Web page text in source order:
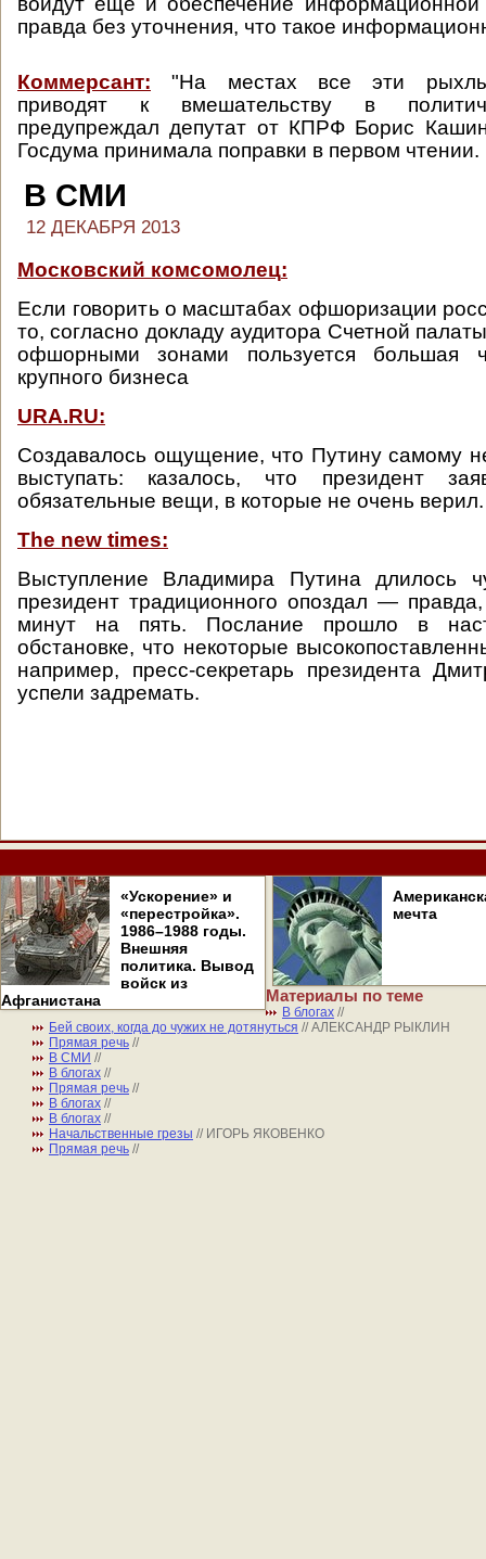
правда без уточнения, что такое
Коммерсант: "На местах все эти
приводят к вмешательству в
предупреждал депутат от КПРФ Борис
Госдума принимала поправки в первом чтении.
В СМИ
12 ДЕКАБРЯ 2013
Московский комсомолец:
Если говорить о масштабах офшоризации
то, согласно докладу аудитора Счетной
офшорными зонами пользуется большая
крупного бизнеса
URA.RU:
Cоздавалось ощущение, что Путину самому
выступать: казалось, что президент
обязательные вещи, в которые не очень верил.
The new times:
Выступление Владимира Путина длилось
президент традиционного опоздал — правда,
минут на пять. Послание прошло в
обстановке, что некоторые
например, пресс-секретарь президента
успели задремать.
«Ускорение» и
«перестройка».
1986–1988 годы.
Внешняя
политика. Вывод
войск из
Афганистана
мечта
Материалы по теме
В блогах //
Бей своих, когда до чужих не дотянуться // АЛЕКСАНДР РЫКЛИН
Прямая речь //
В СМИ //
В блогах //
Прямая речь //
В блогах //
В блогах //
Начальственные грезы // ИГОРЬ ЯКОВЕНКО
Прямая речь //